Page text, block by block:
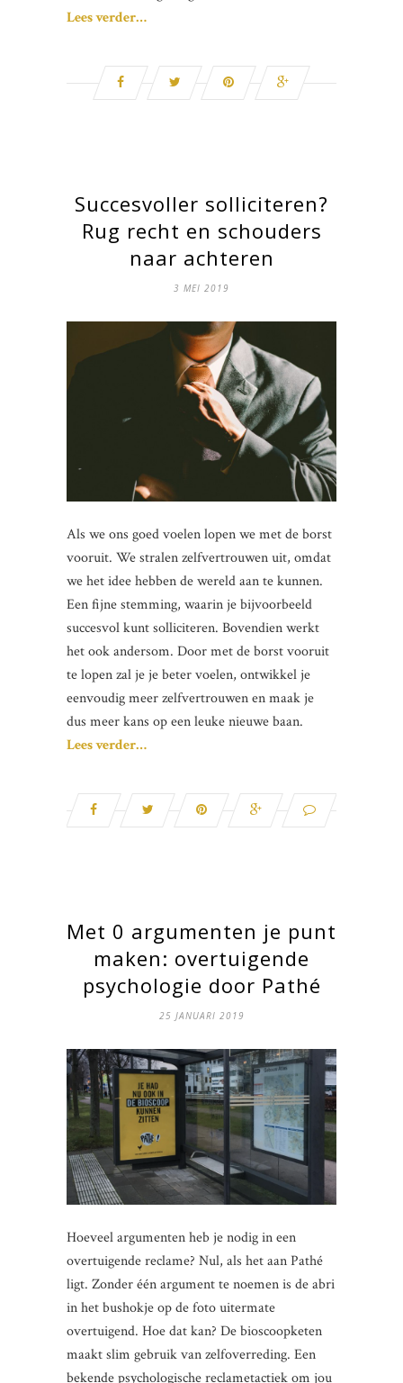
Lees verder…
Succesvoller solliciteren?
Rug recht en schouders
naar achteren
3 MEI 2019
Als we ons goed voelen lopen we met de borst
vooruit. We stralen zelfvertrouwen uit, omdat
we het idee hebben de wereld aan te kunnen.
Een fijne stemming, waarin je bijvoorbeeld
succesvol kunt solliciteren. Bovendien werkt
het ook andersom. Door met de borst vooruit
te lopen zal je je beter voelen, ontwikkel je
eenvoudig meer zelfvertrouwen en maak je
dus meer kans op een leuke nieuwe baan.
Lees verder…
Met 0 argumenten je punt
maken: overtuigende
psychologie door Pathé
25 JANUARI 2019
Hoeveel argumenten heb je nodig in een
overtuigende reclame? Nul, als het aan Pathé
ligt. Zonder één argument te noemen is de abri
in het bushokje op de foto uitermate
overtuigend. Hoe dat kan? De bioscoopketen
maakt slim gebruik van zelfoverreding. Een
bekende psychologische reclametactiek om jou